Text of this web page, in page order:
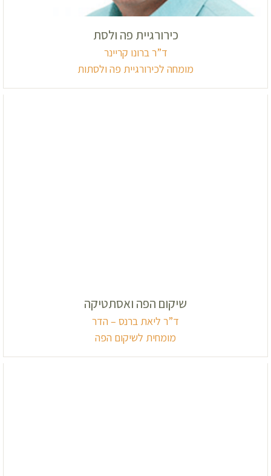
כירורגיית פה ולסת
ד”ר ברונו קריינר
מומחה לכירורגיית פה ולסתות
שיקום הפה ואסתטיקה
ד”ר ליאת ברנס – הדר
מומחית לשיקום הפה